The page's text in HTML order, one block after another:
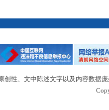
创性、文中陈述文字以及内容数据